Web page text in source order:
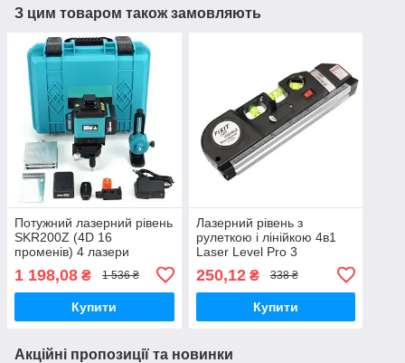
З цим товаром також замовляють
Потужний лазерний рівень
SKR200Z (4D 16
променів) 4 лазери
1 198,08 ₴ 1 536 ₴
Купити
Лазерний рівень з
рулеткою і лінійкою 4в1
Laser Level Pro 3
250,12₴ 338 ₴
Купити
Акційні пропозиції та новинки